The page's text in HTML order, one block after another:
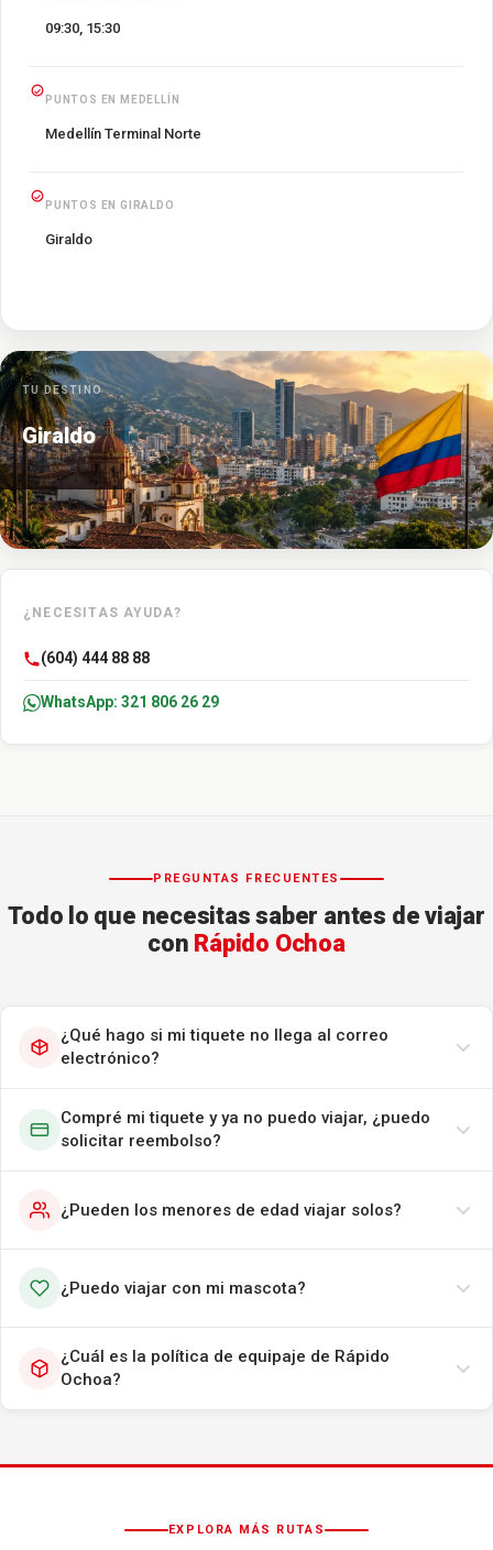
09:30, 15:30
PUNTOS EN MEDELLÍN
Medellín Terminal Norte
PUNTOS EN GIRALDO
Giraldo
TU DESTINO
Giraldo
¿NECESITAS AYUDA?
(604) 444 88 88
WhatsApp: 321 806 26 29
PREGUNTAS FRECUENTES
Todo lo que necesitas saber antes de viajar
con Rápido Ochoa
¿Qué hago si mi tiquete no llega al correo
electrónico?
Compré mi tiquete y ya no puedo viajar, ¿puedo
solicitar reembolso?
¿Pueden los menores de edad viajar solos?
¿Puedo viajar con mi mascota?
¿Cuál es la política de equipaje de Rápido
Ochoa?
EXPLORA MÁS RUTAS